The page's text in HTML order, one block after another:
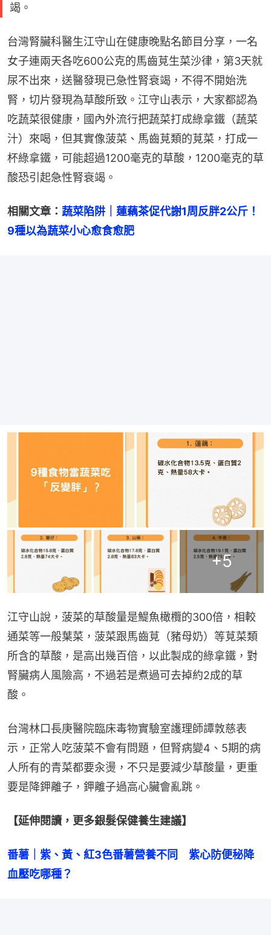
竭。
台灣腎臟科醫生江守山在健康晚點名節目分享，一名
女子連兩天各吃600公克的馬齒莧生菜沙律，第3天就
尿不出來，送醫發現已急性腎衰竭，不得不開始洗
腎，切片發現為草酸所致。江守山表示，大家都認為
吃蔬菜很健康，國內外流行把蔬菜打成綠拿鐵（蔬菜
汁）來喝，但其實像菠菜、馬齒莧類的莧菜，打成一
杯綠拿鐵，可能超過1200毫克的草酸，1200毫克的草
酸恐引起急性腎衰竭。
相關文章： 蔬菜陷阱｜蓮藕茶促代謝1周反胖2公斤！
9種以為蔬菜小心愈食愈肥
+5
江守山說，菠菜的草酸量是鯷魚橄欖的300倍，相較
通菜等一般葉菜，菠菜跟馬齒莧（豬母奶）等莧菜類
所含的草酸，是高出幾百倍，以此製成的綠拿鐵，對
腎臟病人風險高，不過若是煮過可去掉約2成的草
酸。
台灣林口長庚醫院臨床毒物實驗室護理師譚敦慈表
示，正常人吃菠菜不會有問題，但腎病變4、5期的病
人所有的青菜都要汆燙，不只是要減少草酸量，更重
要是降鉀離子，鉀離子過高心臟會亂跳。
【延伸閱讀，更多銀髮保健養生建議】
番薯｜紫、黃、紅3色番薯營養不同　紫心防便秘降
血壓吃哪種？